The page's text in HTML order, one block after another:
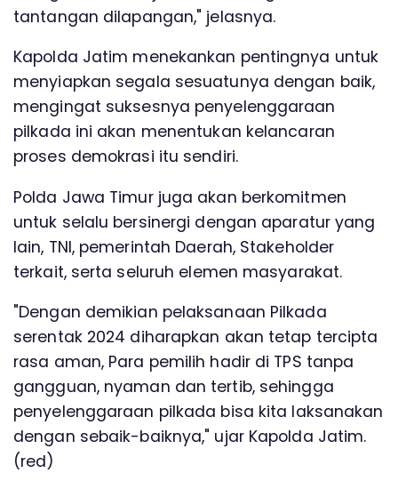
tantangan dilapangan," jelasnya.
Kapolda Jatim menekankan pentingnya untuk
menyiapkan segala sesuatunya dengan baik,
mengingat suksesnya penyelenggaraan
pilkada ini akan menentukan kelancaran
proses demokrasi itu sendiri.
Polda Jawa Timur juga akan berkomitmen
untuk selalu bersinergi dengan aparatur yang
lain, TNI, pemerintah Daerah, Stakeholder
terkait, serta seluruh elemen masyarakat.
"Dengan demikian pelaksanaan Pilkada
serentak 2024 diharapkan akan tetap tercipta
rasa aman, Para pemilih hadir di TPS tanpa
gangguan, nyaman dan tertib, sehingga
penyelenggaraan pilkada bisa kita laksanakan
dengan sebaik-baiknya," ujar Kapolda Jatim.
(red)